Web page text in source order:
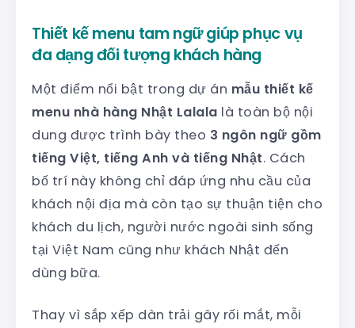
Thiết kế menu tam ngữ giúp phục vụ
đa dạng đối tượng khách hàng
Một điểm nổi bật trong dự án mẫu thiết kế
menu nhà hàng Nhật Lalala là toàn bộ nội
dung được trình bày theo 3 ngôn ngữ gồm
tiếng Việt, tiếng Anh và tiếng Nhật. Cách
bố trí này không chỉ đáp ứng nhu cầu của
khách nội địa mà còn tạo sự thuận tiện cho
khách du lịch, người nước ngoài sinh sống
tại Việt Nam cũng như khách Nhật đến
dùng bữa.
Thay vì sắp xếp dàn trải gây rối mắt, mỗi